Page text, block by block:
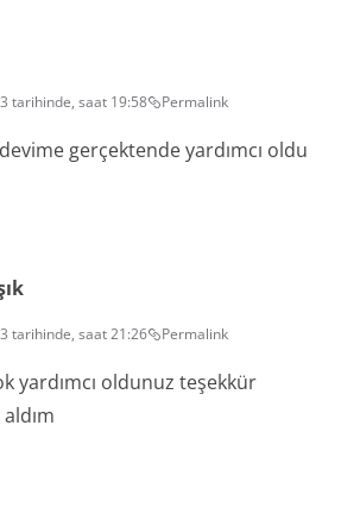
tarihinde, saat 19:58 Permalink
gerçektende yardımcı oldu
tarihinde, saat 21:26 Permalink
yardımcı oldunuz teşekkür